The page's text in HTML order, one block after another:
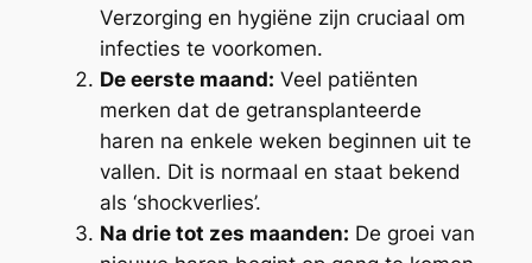
Verzorging en hygiëne zijn cruciaal om
infecties te voorkomen.
De eerste maand: Veel patiënten
merken dat de getransplanteerde
haren na enkele weken beginnen uit te
vallen. Dit is normaal en staat bekend
als ‘shockverlies’.
Na drie tot zes maanden: De groei van